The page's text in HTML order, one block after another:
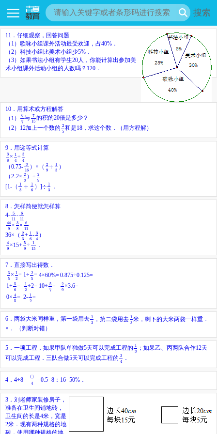
搜索
11． 仔细观察，回答问题
（1）歌咏小组课外活动最受欢迎，占40%．
（2）科技小组比美术小组少5%．
（3）如果书法小组有学生20人，你能计算出参加美
术小组课外活动小组的人数吗？120．
10．用算术或方程解答
（1）
6
7
67
与 7
15
715
的积的20倍是多少？
（2）12加上一个数的 2
5
25
和是18，求这个数．（用方程解）
9．用递等式计算
3
8
38
× 1
4
14
÷ 3
4
34
（0.75- 3
16
316
）×（ 2
9
29
+ 1
3
13
）
（2-2× 2
3
23
）÷ 2
9
29
[1-（ 1
3
+
1
6
1 + 6
）]÷ 1
3
13
．
8．怎样简便就怎样算
4- 5
11
511
- 6
11
611
44
9
44 9
× 3
8
38
×
6
11
611
36×（ 2
3
23
+ 1
6
1
- 3
4
34
）
4
9
49
×15+ 5
9
59
÷ 1
15
115
．
7．直接写出得数．
3
5
35
× 1
2
1
= 1÷ 2
5
25
= 4×60%=0.875÷0.125=
1+ 5
6
56
=
1
2
1
÷2= 10÷ 5
7
57
=
2
9
29
×3.6=
0× 4
5
45
= 2- 1
2
1
=
6．两袋大米同样重，第一袋用去 1
3
1
，第二袋用去 1
3
1
米，剩下的大米两袋一样重．
×． （判断对错）
5．一项工程，如果甲队单独做5天可以完成工程的 1
3
1
；如果乙、丙两队合作12天
可以完成工程．三队合做5天可以完成工程的 3
4
34
．
4．4÷8= （ ）
4
（）
=0.5=8：16=50%．
3． 刘老师家装修房子，
准备在卫生间铺地砖，
卫生间的长是4米，宽是
2米．现有两种规格的地
砖，使用哪种规格的地